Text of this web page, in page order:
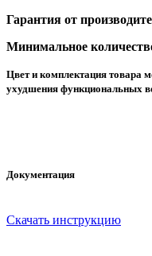
Гарантия от
Минимальное
Цвет и комплектация товара
ухудшения функциональных
Документация
Скачать инструкцию